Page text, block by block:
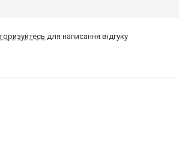
для написання відгуку